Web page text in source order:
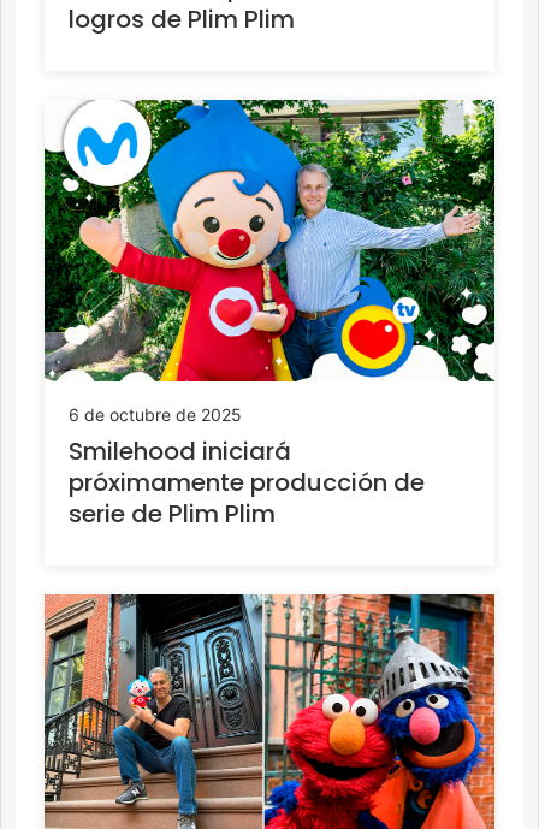
logros de Plim Plim
6 de octubre de 2025
Smilehood iniciará
próximamente producción de
serie de Plim Plim